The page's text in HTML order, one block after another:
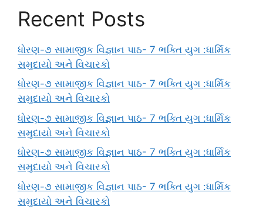
Recent Posts
ધોરણ-૭ સામાજીક વિજ્ઞાન પાઠ- 7 ભક્તિ યુગ :ધાર્મિક
સમુદાયો અને વિચારકો
ધોરણ-૭ સામાજીક વિજ્ઞાન પાઠ- 7 ભક્તિ યુગ :ધાર્મિક
સમુદાયો અને વિચારકો
ધોરણ-૭ સામાજીક વિજ્ઞાન પાઠ- 7 ભક્તિ યુગ :ધાર્મિક
સમુદાયો અને વિચારકો
ધોરણ-૭ સામાજીક વિજ્ઞાન પાઠ- 7 ભક્તિ યુગ :ધાર્મિક
સમુદાયો અને વિચારકો
ધોરણ-૭ સામાજીક વિજ્ઞાન પાઠ- 7 ભક્તિ યુગ :ધાર્મિક
સમુદાયો અને વિચારકો